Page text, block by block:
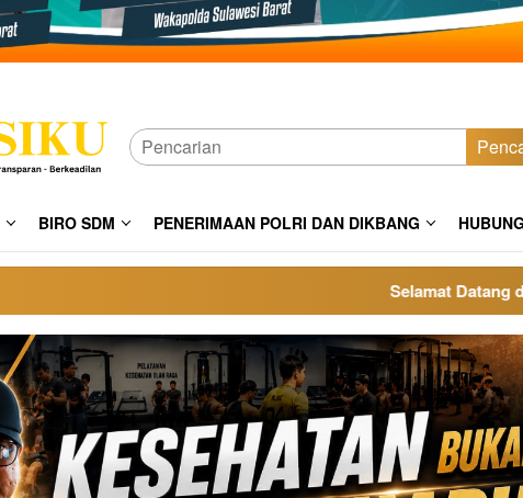
BIRO SDM PENERIMAAN POLRI DAN DIKBANG
Selamat Datang di